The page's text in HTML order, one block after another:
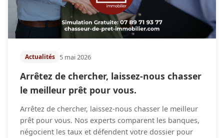
Actualités 5 mai 2026
Arrêtez de chercher, laissez-nous chasser
le meilleur prêt pour vous.
Arrêtez de chercher, laissez-nous chasser le meilleur
prêt pour vous. Nos experts comparent les banques,
négocient les taux et défendent votre dossier pour